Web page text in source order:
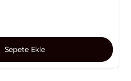
Sepete Ekle